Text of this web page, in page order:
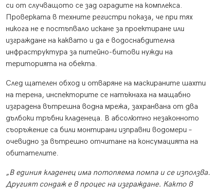
си от случващото се зад оградите на комплекса.
Проверката в техните регистри показа, че при тях
никога не е постъпвало искане за проектиране или
изграждане на каквато и да е водоснабдителна
инфраструктура за питейно-битови нужди на
територията на обекта.
След щателен обход и отваряне на маскираните шахти
на терена, инспекторите се натъкнаха на мащабно
изградена вътрешна водна мрежа, захранвана от два
дълбоки тръбни кладенеца. В абсолютно незаконното
съоръжение са били монтирани изправни водомери –
очевидно за вътрешно отчитане на консумацията на
обитателите.
„В единия кладенец има потопяема помпа и се използва.
Другият сондаж е в процес на изграждане. Както в